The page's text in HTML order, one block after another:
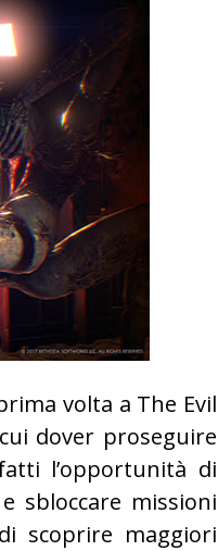
volta a The Evil
dover proseguire
l’opportunità di
sbloccare missioni
scoprire maggiori